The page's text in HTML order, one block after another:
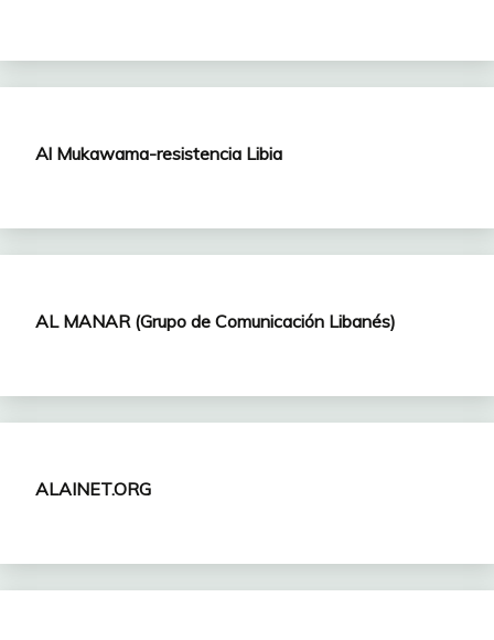
Al Mukawama-resistencia Libia
AL MANAR (Grupo de Comunicación Libanés)
ALAINET.ORG